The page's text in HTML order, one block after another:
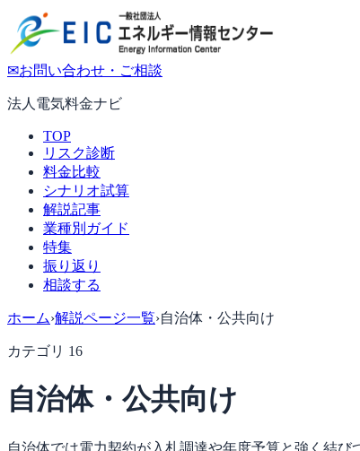
✉お問い合わせ・ご相談
法人電気料金ナビ
TOP
リスク診断
料金比較
シナリオ試算
解説記事
業種別ガイド
特集
振り返り
相談する
ホーム›解説ページ一覧›自治体・公共向け
カテゴリ 16
自治体・公共向け
自治体では電力契約が入札調達や年度予算と強く結